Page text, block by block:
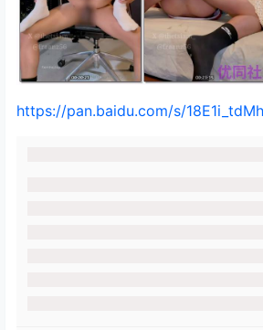
https://pan.baidu.com/s/